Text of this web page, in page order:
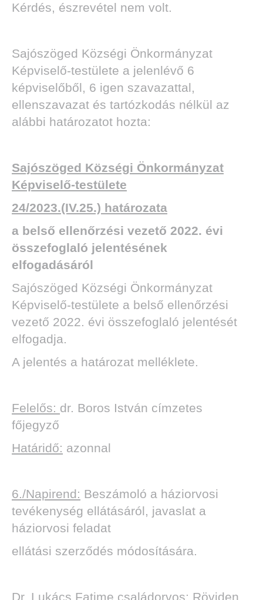
Kérdés, észrevétel nem volt.
Sajószöged Községi Önkormányzat
Képviselő-testülete a jelenlévő 6
képviselőből, 6 igen szavazattal,
ellenszavazat és tartózkodás nélkül az
alábbi határozatot hozta:
Sajószöged Községi Önkormányzat
Képviselő-testülete
24/2023.(IV.25.) határozata
a belső ellenőrzési vezető 2022. évi
összefoglaló jelentésének
elfogadásáról
Sajószöged Községi Önkormányzat
Képviselő-testülete a belső ellenőrzési
vezető 2022. évi összefoglaló jelentését
elfogadja.
A jelentés a határozat melléklete.
Felelős: dr. Boros István címzetes
főjegyző
Határidő: azonnal
6./Napirend: Beszámoló a háziorvosi
tevékenység ellátásáról, javaslat a
háziorvosi feladat
ellátási szerződés módosítására.
Dr. Lukács Fatime családorvos: Röviden